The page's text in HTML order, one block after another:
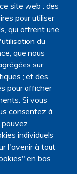
site web : des
pour utiliser
qui offrent une
du
que nous
sur
; et des
pour afficher
Si vous
consentez à
pouvez
individuels
l'avenir à tout
en bas